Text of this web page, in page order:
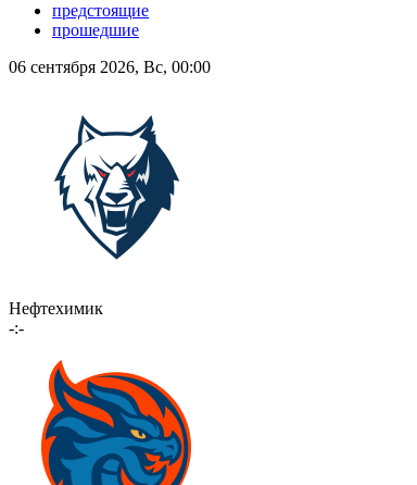
предстоящие
прошедшие
06 сентября 2026, Вс, 00:00
Нефтехимик
-:-